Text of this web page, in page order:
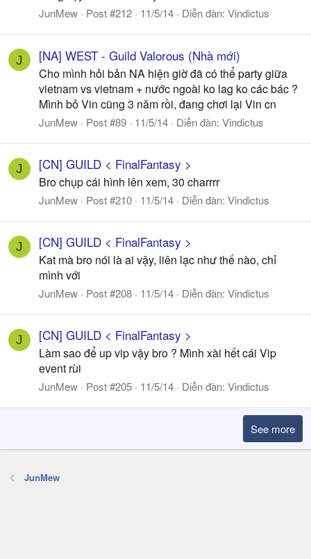
JunMew Post #212 11/5/14 Diễn đàn: Vindictus
J [NA] WEST - Guild Valorous (Nhà mới)
Cho mình hỏi bản NA hiện giờ đã có thể party giữa
vietnam vs vietnam + nước ngoài ko lag ko các bác ?
Mình bỏ Vin cũng 3 năm rồi, đang chơi lại Vin cn
JunMew Post #89 11/5/14 Diễn đàn: Vindictus
J [CN] GUILD < FinalFantasy >
Bro chụp cái hình lên xem, 30 charrrr
JunMew Post #210 11/5/14 Diễn đàn: Vindictus
J [CN] GUILD < FinalFantasy >
Kat mà bro nói là ai vậy, liên lạc như thế nào, chỉ
mình với
JunMew Post #208 11/5/14 Diễn đàn: Vindictus
J [CN] GUILD < FinalFantasy >
Làm sao để up vip vậy bro ? Mình xài hết cái Vip
event rùi
JunMew Post #205 11/5/14 Diễn đàn: Vindictus
See more
JunMew